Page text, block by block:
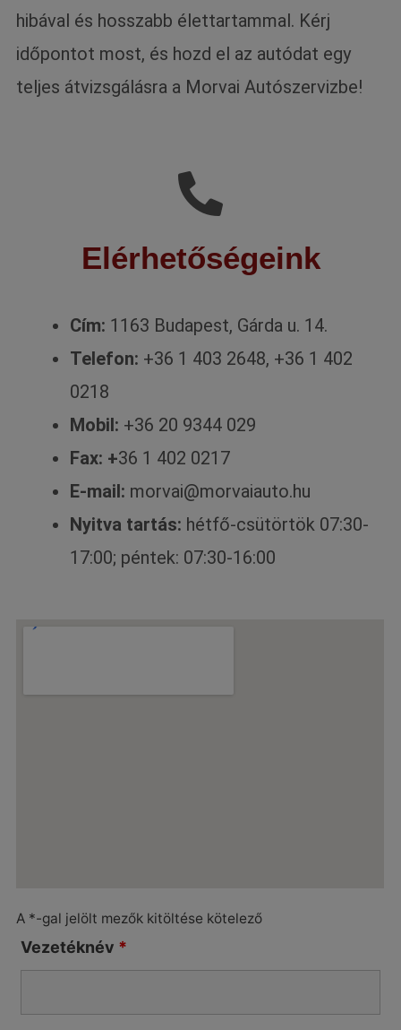
hibával és hosszabb élettartammal. Kérj
időpontot most, és hozd el az autódat egy
teljes átvizsgálásra a Morvai Autószervizbe!
Elérhetőségeink
Cím: 1163 Budapest, Gárda u. 14.
Telefon: +36 1 403 2648, +36 1 402
0218
Mobil: +36 20 9344 029
Fax: +36 1 402 0217
E-mail: morvai@morvaiauto.hu
Nyitva tartás: hétfő-csütörtök 07:30-
17:00; péntek: 07:30-16:00
A *-gal jelölt mezők kitöltése kötelező
Vezetéknév *